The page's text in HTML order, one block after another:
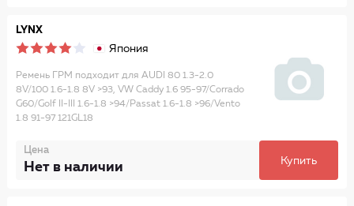
LYNX
Япония
Ремень ГРМ подходит для AUDI 80 1.3-2.0
8V/100 1.6-1.8 8V >93, VW Caddy 1.6 95-97/Corrado
G60/Golf II-III 1.6-1.8 >94/Passat 1.6-1.8 >96/Vento
1.8 91-97 121GL18
Цена
Нет в наличии Купить